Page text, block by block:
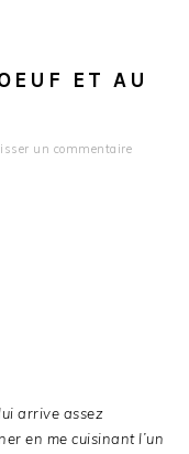
ET AU
un commentaire
arrive assez
en me cuisinant l’un